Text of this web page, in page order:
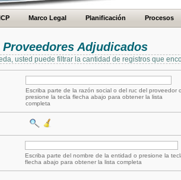
Marco Legal Planificación Procesos
Adjudicados
usted puede filtrar la cantidad de registros que
Escriba parte de la razón social o del ruc del proveedor o
presione la tecla flecha abajo para obtener la lista
completa
Escriba parte del nombre de la entidad o presione la
flecha abajo para obtener la lista completa